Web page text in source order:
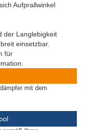
Aufprallwinkel
der Langlebigkeit
einsetzbar.
für
mit dem